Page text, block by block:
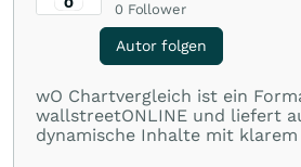
0 Follower
Autor folgen
wO Chartvergleich ist ein
wallstreetONLINE und liefert
dynamische Inhalte mit
Charts und Performance-